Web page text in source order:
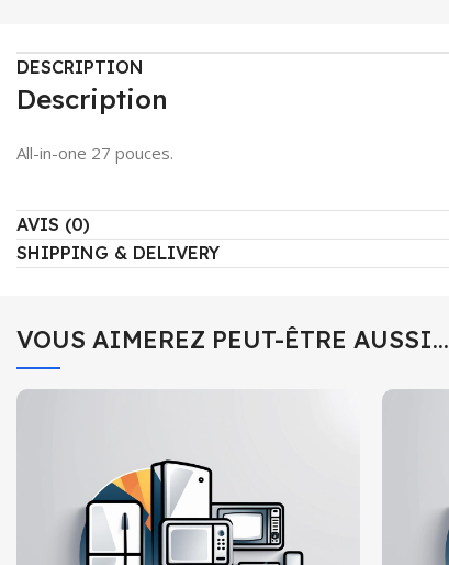
DESCRIPTION
Description
All-in-one 27 pouces.
AVIS (0)
SHIPPING & DELIVERY
VOUS AIMEREZ PEUT-ÊTRE AUSSI…